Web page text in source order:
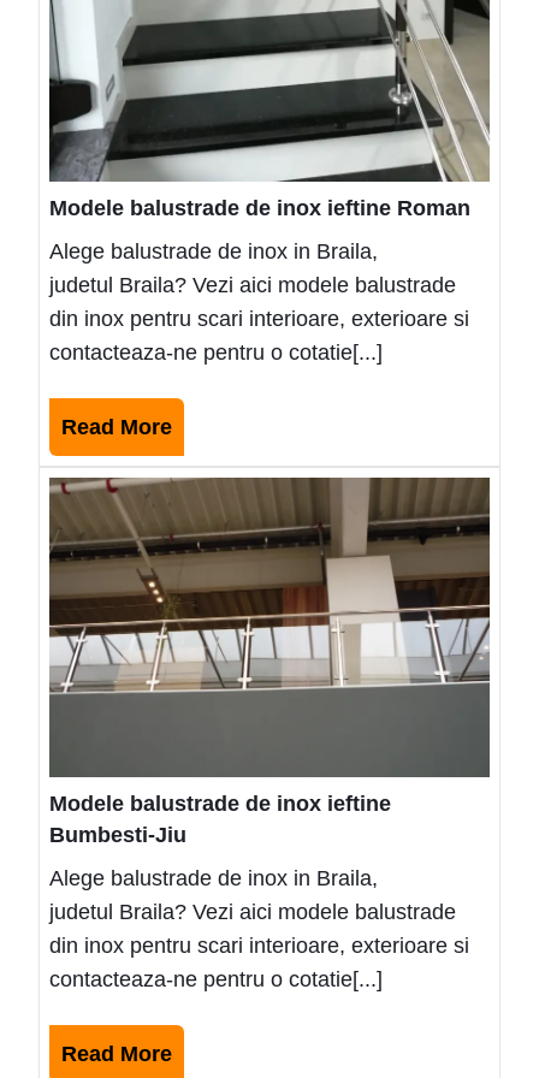
Modele balustrade de inox ieftine Roman
Alege balustrade de inox in Braila,
judetul Braila? Vezi aici modele balustrade
din inox pentru scari interioare, exterioare si
contacteaza-ne pentru o cotatie[...]
Read MoreRead
More
Modele balustrade de inox ieftine
Bumbesti-Jiu
Alege balustrade de inox in Braila,
judetul Braila? Vezi aici modele balustrade
din inox pentru scari interioare, exterioare si
contacteaza-ne pentru o cotatie[...]
Read MoreRead